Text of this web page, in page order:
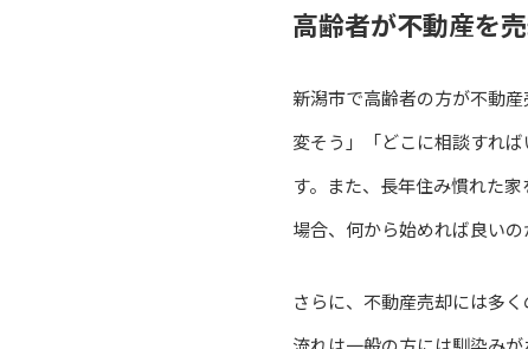
高齢者が不動産を
新潟市で高齢者の方が不動
変そう」「どこに相談すれ
す。また、長年住み慣れた
場合、何から始めれば良い
さらに、不動産売却には多